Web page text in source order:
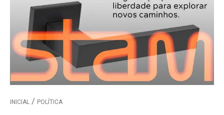
INICIAL POLÍTICA